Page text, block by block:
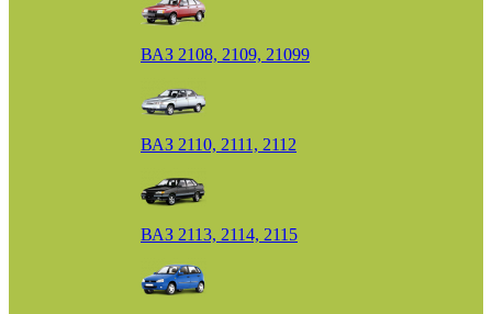
ВАЗ 2108, 2109, 21099
ВАЗ 2110, 2111, 2112
ВАЗ 2113, 2114, 2115